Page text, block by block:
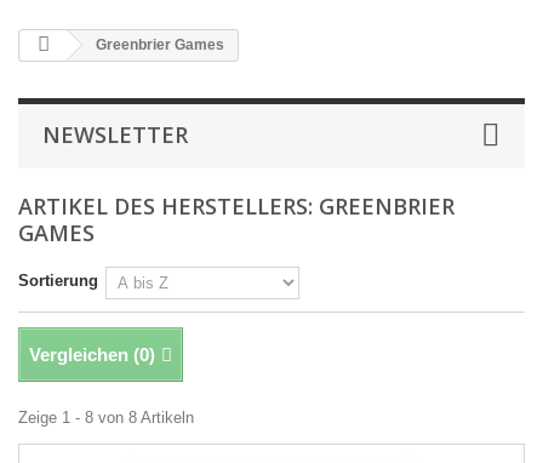
Greenbrier Games
NEWSLETTER
ARTIKEL DES HERSTELLERS: GREENBRIER
GAMES
Sortierung
Vergleichen (0)
Zeige 1 - 8 von 8 Artikeln